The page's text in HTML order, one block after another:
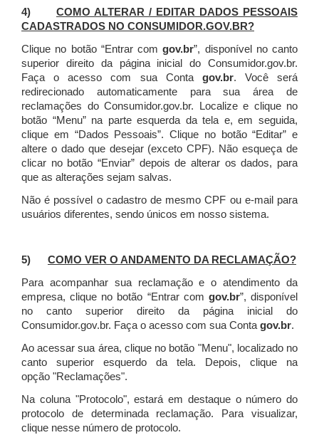
4) COMO ALTERAR / EDITAR DADOS PESSOAIS
CADASTRADOS NO CONSUMIDOR.GOV.BR?
Clique no botão “Entrar comgov.br”, disponível no canto
superior direito da página inicial do Consumidor.gov.br.
Faça o acesso com sua Conta gov.br. Você será
redirecionado automaticamente para sua área de
reclamações do Consumidor.gov.br.
Localize e clique no
botão “Menu” na parte esquerda da tela e, em seguida,
clique em “Dados Pessoais”. Clique no botão “Editar” e
altere o dado que desejar (exceto CPF). Não esqueça de
clicar no botão “Enviar” depois de alterar os dados, para
que as alterações sejam salvas.
Não é possível o cadastro de mesmo CPF ou e-mail para
usuários diferentes, sendo únicos em nosso sistema.
5) COMO VER O ANDAMENTO DA RECLAMAÇÃO?
Para acompanhar sua reclamação e o atendimento da
empresa, clique no botão “Entrar com gov.br”, disponível
no canto superior direito da página inicial do
Consumidor.gov.br. Faça o acesso com sua Contagov.br.
Ao acessar sua área, clique no botão "Menu", localizado no
canto superior esquerdo da tela. Depois, clique na
opção "Reclamações".
Na coluna "Protocolo", estará em destaque o número do
protocolo de determinada reclamação. Para visualizar,
clique nesse número de protocolo.